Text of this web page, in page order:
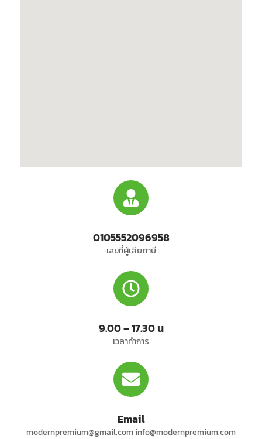
0105552096958
เลขที่ผู้เสียภาษี
9.00 – 17.30 น
เวลาทำการ
Email
modernpremium@gmail.com info@modernpremium.com